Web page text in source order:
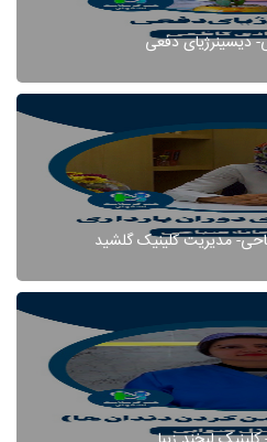
دیسینرژیای دفعی
مدیریت کلینیک گلشید